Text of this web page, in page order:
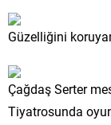
Güzelliğini
Çağdaş Serter
Tiyatrosunda